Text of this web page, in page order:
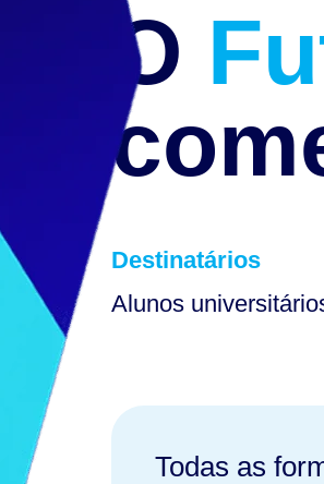
O
Destinatários
Alunos
Todas as